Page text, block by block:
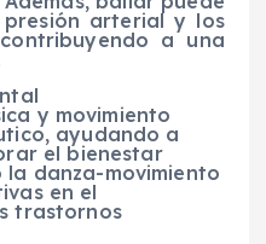
arterial y los
a una
y movimiento
ayudando a
el bienestar
la danza-movimiento
en el
trastornos